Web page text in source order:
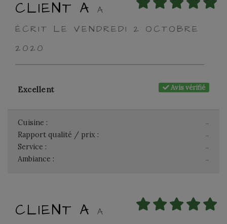
CLIENT A
A
ÉCRIT LE VENDREDI 2 OCTOBRE
2020
Avis vérifié
Excellent
-
Cuisine :
-
Rapport qualité / prix :
-
Service :
-
Ambiance :
CLIENT A
A